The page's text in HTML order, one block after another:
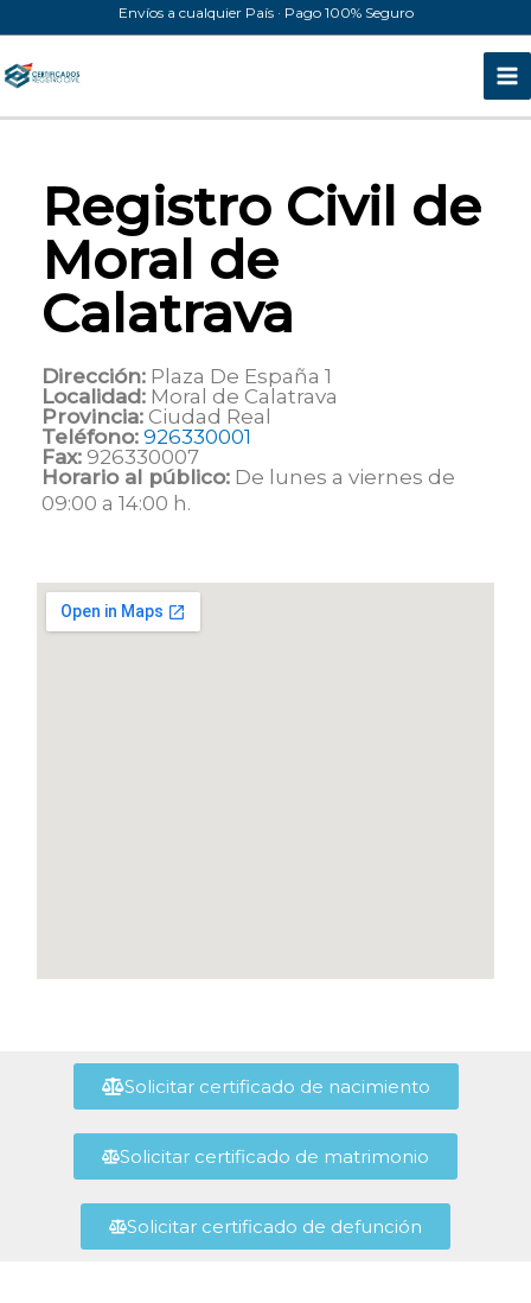
al
contenido
Envíos a cualquier País · Pago 100% Seguro
Registro Civil de
Moral de
Calatrava
Dirección: Plaza De España 1
Localidad: Moral de Calatrava
Provincia: Ciudad Real
Teléfono: 926330001
Fax: 926330007
Horario al público: De lunes a viernes de
09:00 a 14:00 h.
Solicitar certificado de nacimiento
Solicitar certificado de matrimonio
Solicitar certificado de defunción